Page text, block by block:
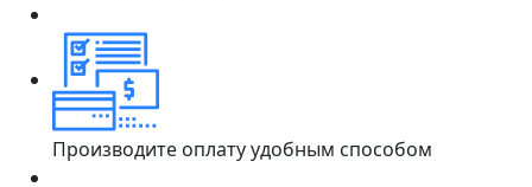
Производите оплату удобным способом